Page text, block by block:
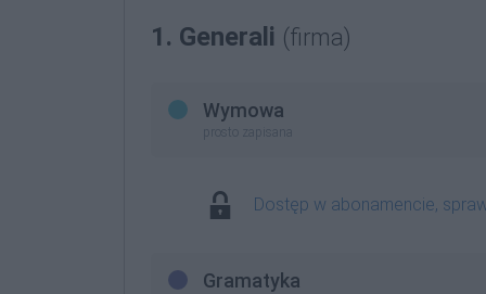
1. Generali (firma)
Wymowa
prosto zapisana
Dostęp w abonamencie,
Gramatyka